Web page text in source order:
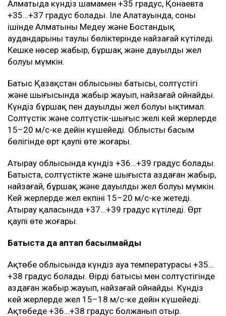
басым бөлігінде өрт қаупі өте жоғары деңгейде
сақталады.
Алматы облысында күндіз +35…+38 градус болады.
Алайда оңтүстікте және таулы аудандарда өткінші
жаңбыр жауып, найзағай ойнайды. Кешке қарай
жаңбыр, бұршақ және дауылды жел күтіледі. Өңірдің
батысы мен солтүстігінде өрт қаупі өте жоғары.
Алматыда күндіз шамамен +35 градус, Қонаевта
+35…+37 градус болады. Іле Алатауында, соның
ішінде Алматының Медеу және Бостандық
Кешке нөсер жаңбыр, бұршақ және дауылды жел
болуы мүмкін.
Батыс Қазақстан облысының батысы, солтүстігі
және шығысында жаңбыр жауып, найзағай ойнайды.
Күндіз бұршақ пен дауылды жел болуы ықтимал.
15–20 м/с-ке дейін күшейеді. Облыстың басым
Атырау облысында күндіз +36…+39 градус болады.
Батыста, солтүстікте және шығыста аздаған жаңбыр,
найзағай, бұршақ және дауылды жел болуы мүмкін.